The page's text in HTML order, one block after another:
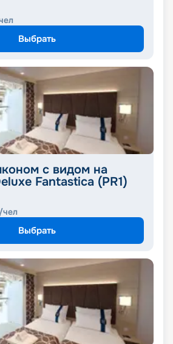
Выбрать
с видом на
Fantastica (PR1)
/чел
Выбрать